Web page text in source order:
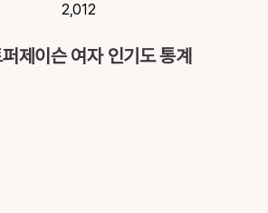
2,012
2,012
제이슨 여자 인기도 통계